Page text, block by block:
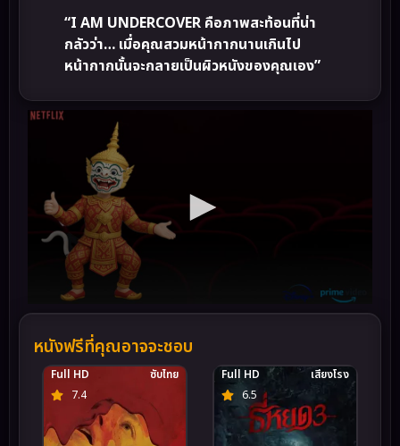
“I AM UNDERCOVER คือภาพสะท้อนที่น่า
กลัวว่า… เมื่อคุณสวมหน้ากากนานเกินไป
หน้ากากนั้นจะกลายเป็นผิวหนังของคุณเอง”
หนังฟรีที่คุณอาจจะชอบ
7.4
Full HD
ซับไทย
6.5
Full HD เสียงโรง